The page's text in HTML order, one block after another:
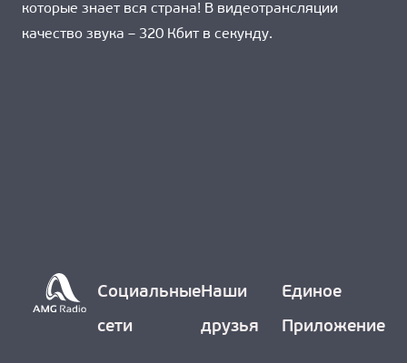
которые знает вся страна! В видеотрансляции
качество звука – 320 Кбит в секунду.
Социальные
сети
Наши
друзья
Единое
Приложение